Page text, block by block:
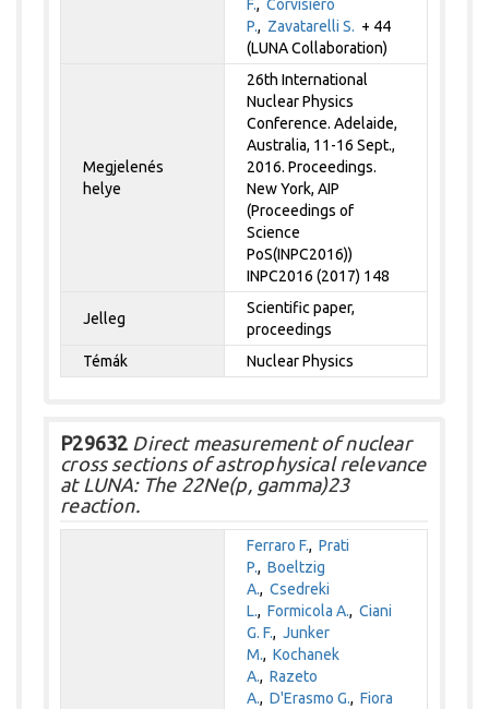
F.,Corvisiero
P., Zavatarelli S. + 44
(LUNA Collaboration)
Megjelenés
helye
26th International
Nuclear Physics
Conference. Adelaide,
Australia, 11-16 Sept.,
2016. Proceedings.
New York, AIP
(Proceedings of
Science
PoS(INPC2016))
INPC2016 (2017) 148
Jelleg
Scientific paper,
proceedings
Témák
Nuclear Physics
P29632 Direct measurement of nuclear
cross sections of astrophysical relevance
at LUNA: The 22Ne(p, gamma)23
reaction.
Ferraro F.,Prati
P.,Boeltzig
A.,Csedreki
L.,Formicola A.,Ciani
G. F.,Junker
M.,Kochanek
A.,Razeto
A.,D'Erasmo G.,Fiora